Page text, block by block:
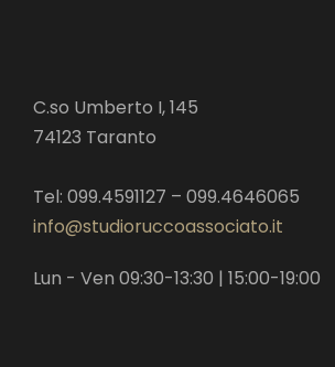
C.so Umberto I, 145
74123 Taranto
Tel: 099.4591127 – 099.4646065
info@studioruccoassociato.it
Lun - Ven 09:30-13:30 | 15:00-19:00